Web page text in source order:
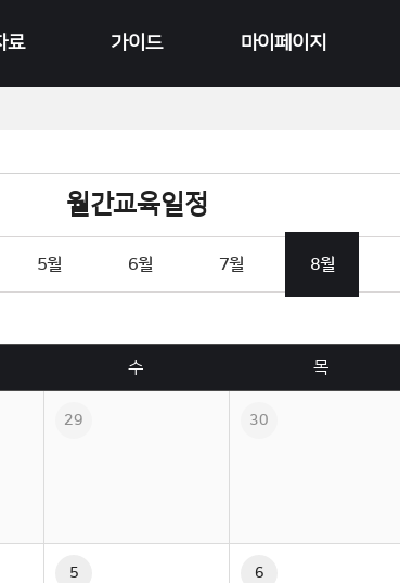
료 가이드
이벤트 게시판
마이페이지
월간교육일정
5월 6월 7월 8월
수 목
29 30
5 6